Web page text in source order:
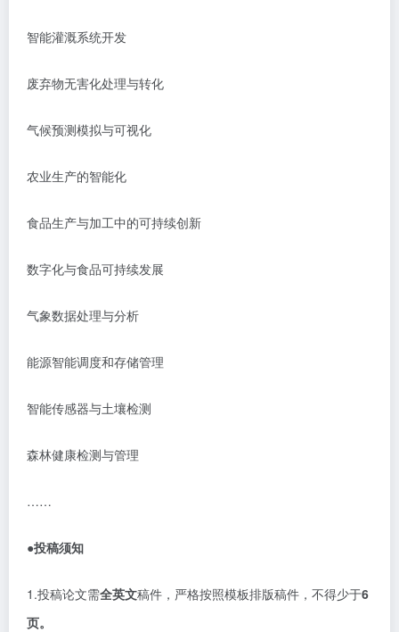
智能灌溉系统开发
废弃物无害化处理与转化
气候预测模拟与可视化
农业生产的智能化
食品生产与加工中的可持续创新
数字化与食品可持续发展
气象数据处理与分析
能源智能调度和存储管理
智能传感器与土壤检测
森林健康检测与管理
……
●投稿须知
1.投稿论文需全英文稿件，严格按照模板排版稿件，不得少于6
页。